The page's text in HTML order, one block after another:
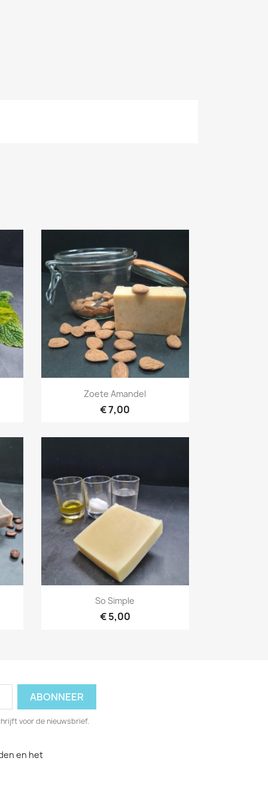
Snel bekijken
Zoete Amandel
€ 7,00
Snel bekijken
So Simple
€ 5,00
voor de nieuwsbrief.
en het